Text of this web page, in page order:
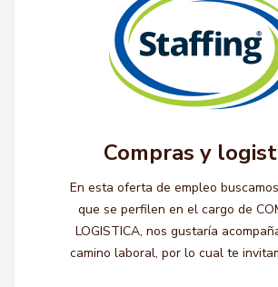
Compras y
En esta oferta de empleo
que se perfilen en el cargo de
LOGISTICA, nos gustaría
camino laboral, por lo cual te